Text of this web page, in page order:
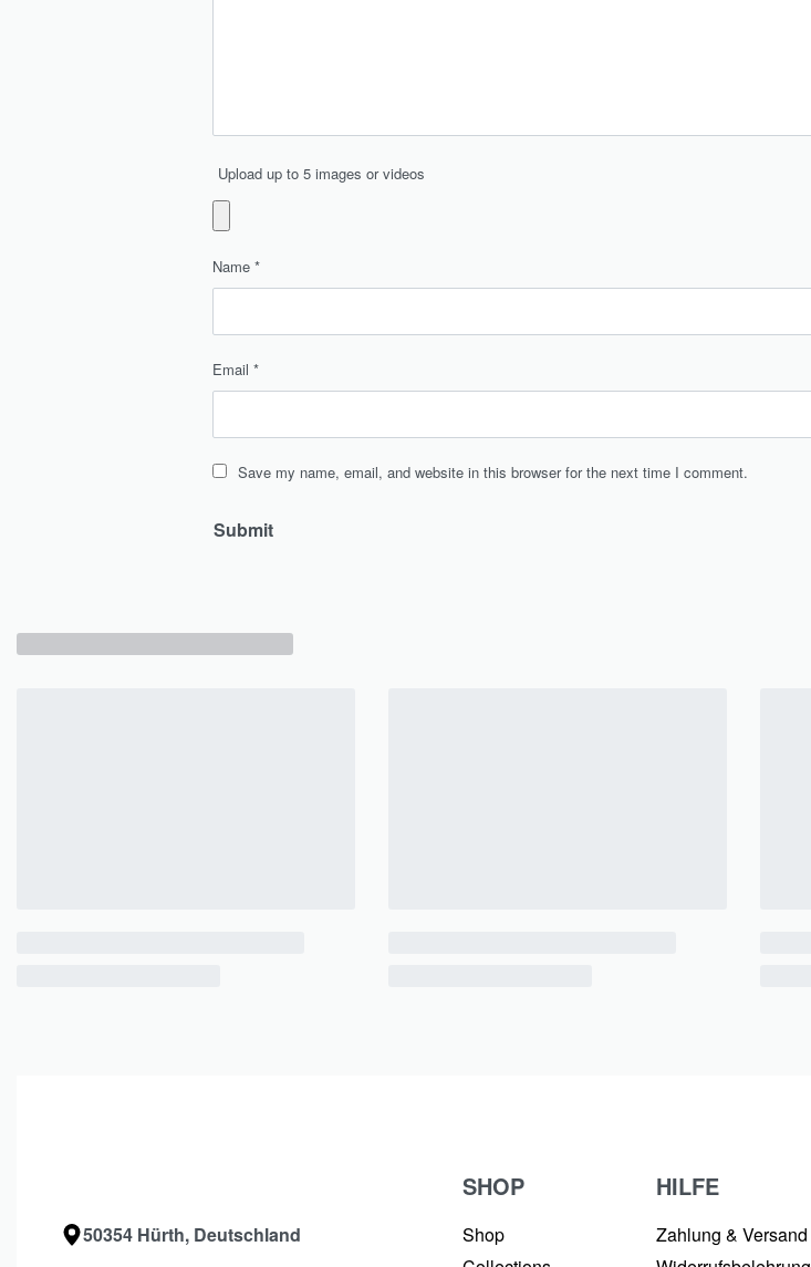
Upload up to 5 images or videos
Name *
Email *
Save my name, email, and website in this browser for the next time I comment.
50354 Hürth, Deutschland
SHOP
Shop
HILFE
Zahlung & Versand